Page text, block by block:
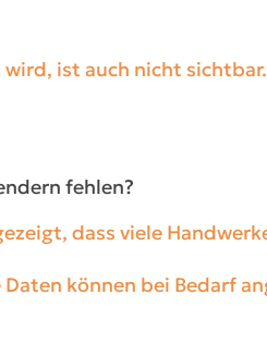
ist auch nicht
fehlen?
dass viele
können bei Bedarf